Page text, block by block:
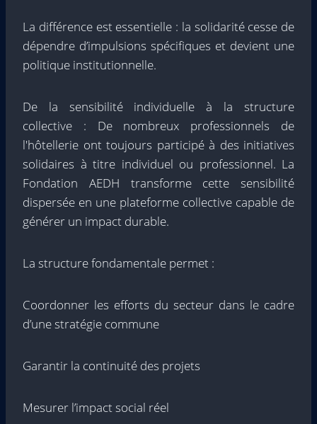
La différence est essentielle : la solidarité cesse de
dépendre d’impulsions spécifiques et devient une
politique institutionnelle.
De la sensibilité individuelle à la structure
collective : De nombreux professionnels de
l'hôtellerie ont toujours participé à des initiatives
solidaires à titre individuel ou professionnel. La
Fondation AEDH transforme cette sensibilité
dispersée en une plateforme collective capable de
générer un impact durable.
La structure fondamentale permet :
Coordonner les efforts du secteur dans le cadre
d’une stratégie commune
Garantir la continuité des projets
Mesurer l’impact social réel